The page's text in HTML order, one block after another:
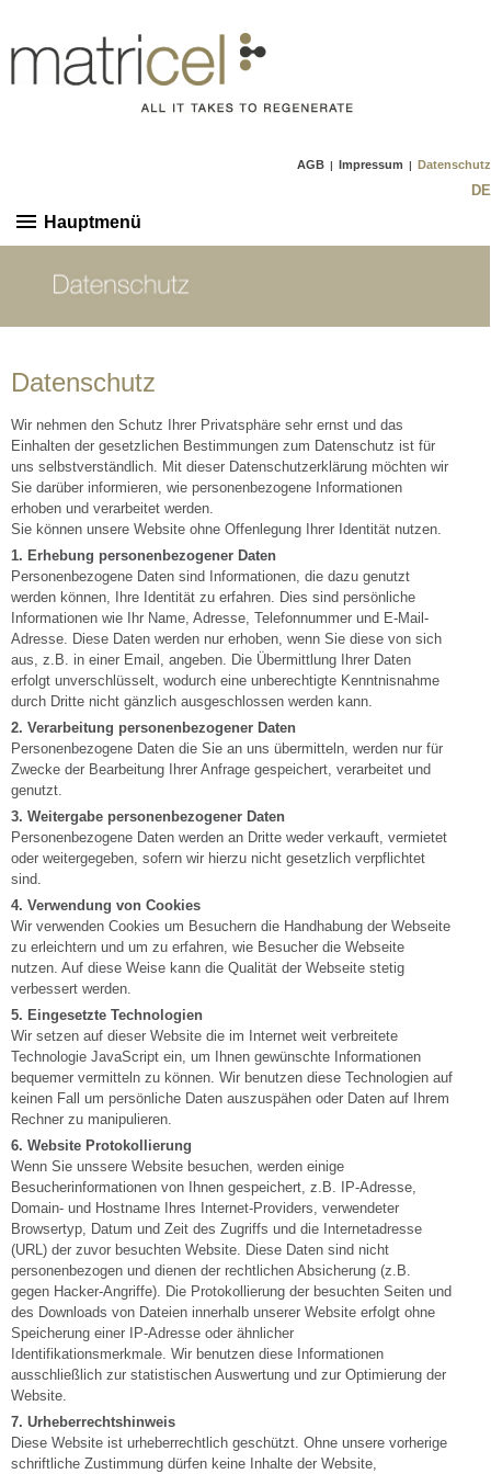
AGB | Impressum | Datenschutz
DE
Hauptmenü
Datenschutz
Wir nehmen den Schutz Ihrer Privatsphäre sehr ernst und das
Einhalten der gesetzlichen Bestimmungen zum Datenschutz ist für
uns selbstverständlich. Mit dieser Datenschutzerklärung möchten wir
Sie darüber informieren, wie personenbezogene Informationen
erhoben und verarbeitet werden.
Sie können unsere Website ohne Offenlegung Ihrer Identität nutzen.
1. Erhebung personenbezogener Daten
Personenbezogene Daten sind Informationen, die dazu genutzt
werden können, Ihre Identität zu erfahren. Dies sind persönliche
Informationen wie Ihr Name, Adresse, Telefonnummer und E-Mail-
Adresse. Diese Daten werden nur erhoben, wenn Sie diese von sich
aus, z.B. in einer Email, angeben. Die Übermittlung Ihrer Daten
erfolgt unverschlüsselt, wodurch eine unberechtigte Kenntnisnahme
durch Dritte nicht gänzlich ausgeschlossen werden kann.
2. Verarbeitung personenbezogener Daten
Personenbezogene Daten die Sie an uns übermitteln, werden nur für
Zwecke der Bearbeitung Ihrer Anfrage gespeichert, verarbeitet und
genutzt.
3. Weitergabe personenbezogener Daten
Personenbezogene Daten werden an Dritte weder verkauft, vermietet
oder weitergegeben, sofern wir hierzu nicht gesetzlich verpflichtet
sind.
4. Verwendung von Cookies
Wir verwenden Cookies um Besuchern die Handhabung der Webseite
zu erleichtern und um zu erfahren, wie Besucher die Webseite
nutzen. Auf diese Weise kann die Qualität der Webseite stetig
verbessert werden.
5. Eingesetzte Technologien
Wir setzen auf dieser Website die im Internet weit verbreitete
Technologie JavaScript ein, um Ihnen gewünschte Informationen
bequemer vermitteln zu können. Wir benutzen diese Technologien auf
keinen Fall um persönliche Daten auszuspähen oder Daten auf Ihrem
Rechner zu manipulieren.
6. Website Protokollierung
Wenn Sie unssere Website besuchen, werden einige
Besucherinformationen von Ihnen gespeichert, z.B. IP-Adresse,
Domain- und Hostname Ihres Internet-Providers, verwendeter
Browsertyp, Datum und Zeit des Zugriffs und die Internetadresse
(URL) der zuvor besuchten Website. Diese Daten sind nicht
personenbezogen und dienen der rechtlichen Absicherung (z.B.
gegen Hacker-Angriffe). Die Protokollierung der besuchten Seiten und
des Downloads von Dateien innerhalb unserer Website erfolgt ohne
Speicherung einer IP-Adresse oder ähnlicher
Identifikationsmerkmale. Wir benutzen diese Informationen
ausschließlich zur statistischen Auswertung und zur Optimierung der
Website.
7. Urheberrechtshinweis
Diese Website ist urheberrechtlich geschützt. Ohne unsere vorherige
schriftliche Zustimmung dürfen keine Inhalte der Website,